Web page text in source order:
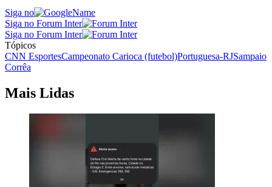
Siga no
Siga no Forum Inter
Siga no Forum Inter
Tópicos
CNN EsportesCampeonato Carioca (futebol)Portuguesa-RJSampaio
Corrêa
Mais Lidas